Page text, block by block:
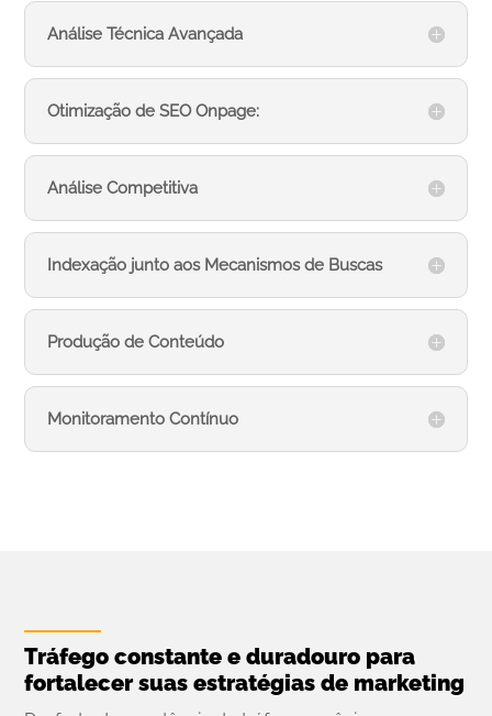
Análise Técnica Avançada
Otimização de SEO Onpage:
Análise Competitiva
Indexação junto aos Mecanismos de Buscas
Produção de Conteúdo
Monitoramento Contínuo
Tráfego constante e duradouro para
fortalecer suas estratégias de marketing